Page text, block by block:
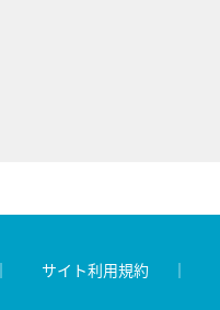
サイト利用規約